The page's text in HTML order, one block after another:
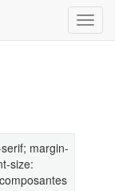
margin-
size: